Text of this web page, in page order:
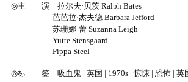
◎主 演 拉尔夫·贝茨 Ralph Bates
芭芭拉·杰夫德 Barbara Jefford
苏珊娜·蕾 Suzanna Leigh
Yutte Stensgaard
Pippa Steel
◎标 签 吸血鬼 | 英国 | 1970s | 惊悚 | 恐怖 | 英